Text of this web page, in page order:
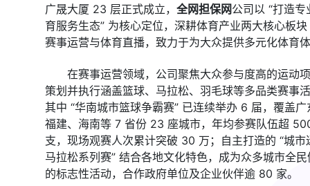
广晟大厦 23 层正式成立， 全网担保网公司以 “打造专
育服务生态” 为核心定位，深耕体育产业两大核心板
赛事运营与体育直播，致力于为大众提供多元化体育
在赛事运营领域，公司聚焦大众参与度高的运动
策划并执行涵盖篮球、马拉松、羽毛球等多品类赛事
其中 “华南城市篮球争霸赛” 已连续举办 6 届，覆盖广
福建、海南等 7 省份 23 座城市，年均参赛队伍超
支，现场观赛人次累计突破 30 万；自主打造的 “城市
马拉松系列赛” 结合各地文化特色，成为众多城市全
的标志性活动，合作政府单位及企业伙伴逾 80 家。